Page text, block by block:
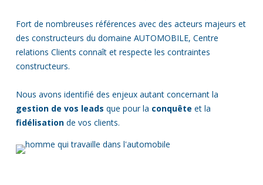
Fort de nombreuses références avec des acteurs majeurs et
des constructeurs du domaine AUTOMOBILE, Centre
relations Clients connaît et respecte les contraintes
constructeurs.
Nous avons identifié des enjeux autant concernant la
gestion de vos leads que pour la conquête et la
fidélisation de vos clients.